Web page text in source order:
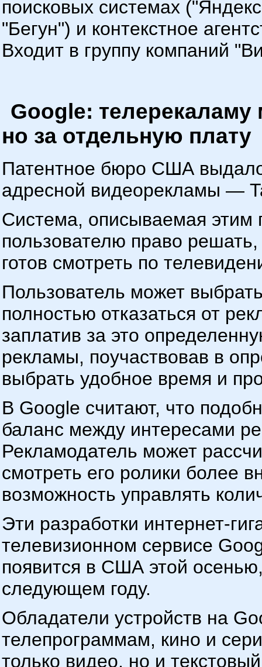
поисковых системах
"Бегун") и контекстное
Входит в группу компаний
Google:
но за отдельную плату
Патентное бюро США
адресной видеорекламы —
Система, описываемая этим
пользователю право
готов смотреть по
Пользователь может
полностью отказаться от
заплатив за это
рекламы, поучаствовав в
выбрать удобное время и
В Google считают, что
баланс между интересами
Рекламодатель может
смотреть его ролики более
возможность управлять
Эти разработки интернет-
телевизионном сервисе
появится в США этой
следующем году.
Обладатели устройств на
телепрограммам, кино и
только видео, но и